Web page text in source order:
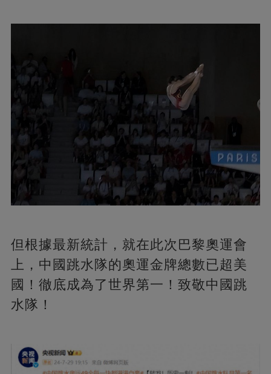
但根據最新統計，就在此次巴黎奧運會
上，中國跳水隊的奧運金牌總數已超美
國！徹底成為了世界第一！致敬中國跳
水隊！ ​​